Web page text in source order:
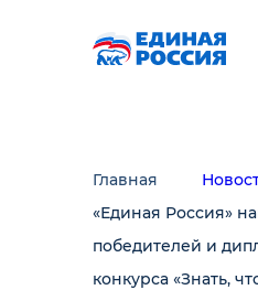
Главная
«Единая Россия»
победителей и
конкурса «Знать,